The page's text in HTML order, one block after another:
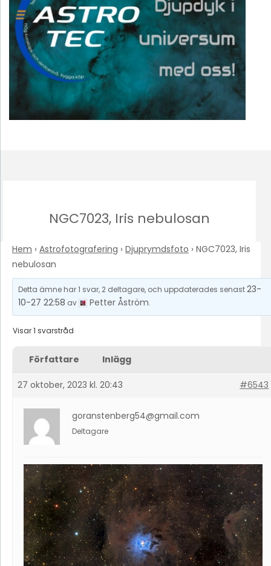
NGC7023, Iris nebulosan
Hem › Astrofotografering › Djuprymdsfoto › NGC7023, Iris
nebulosan
Detta ämne har 1 svar, 2 deltagare, och uppdaterades senast23-
10-27 22:58 av Petter Åström.
Visar 1 svarstråd
Författare Inlägg
27 oktober, 2023 kl. 20:43 #6543
goranstenberg54@gmail.com
Deltagare